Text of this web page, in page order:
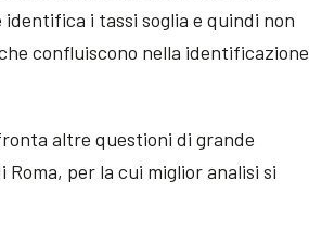
i tassi soglia e quindi non
confluiscono nella identificazione
altre questioni di grande
per la cui miglior analisi si